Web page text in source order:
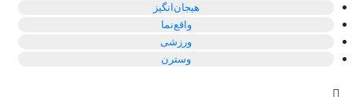
هیجان‌انگیز
واقع‌نما
ورزشی
وسترن